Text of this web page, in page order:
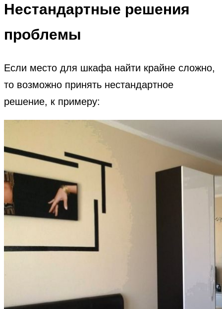
Нестандартные решения
проблемы
Если место для шкафа найти крайне сложно,
то возможно принять нестандартное
решение, к примеру: